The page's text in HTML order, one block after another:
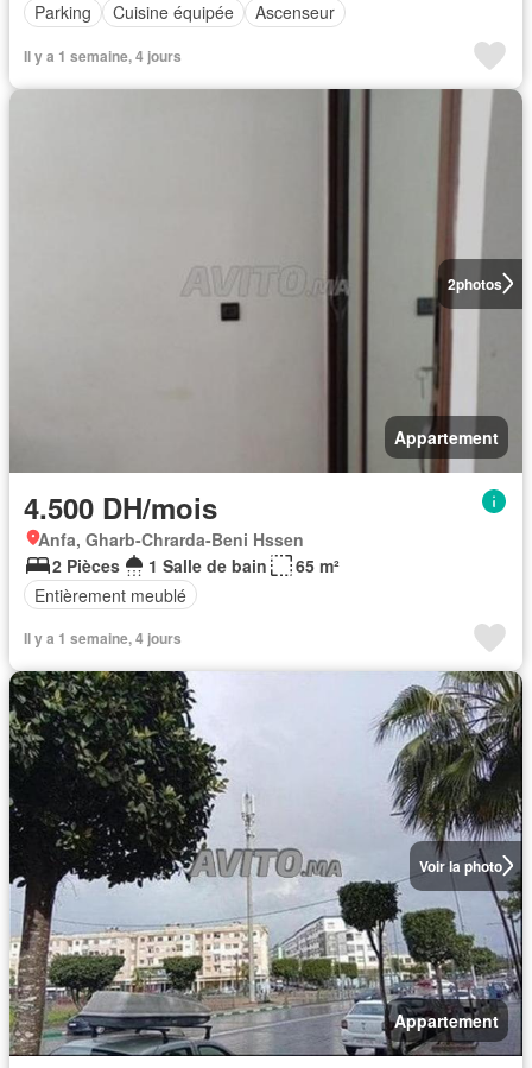
Parking
Cuisine équipée Ascenseur
Il y a 1 semaine, 4 jours
2photos
Appartement
4.500 DH/mois
Anfa, Gharb-Chrarda-Beni Hssen
2 Pièces
1 Salle de bain
65 m²
Entièrement meublé
Il y a 1 semaine, 4 jours
Voir la photo
Appartement